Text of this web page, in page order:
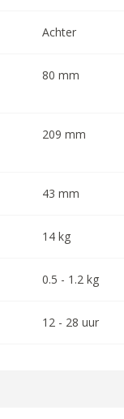
Achter
80 mm
209 mm
43 mm
14 kg
0.5 - 1.2 kg
12 - 28 uur